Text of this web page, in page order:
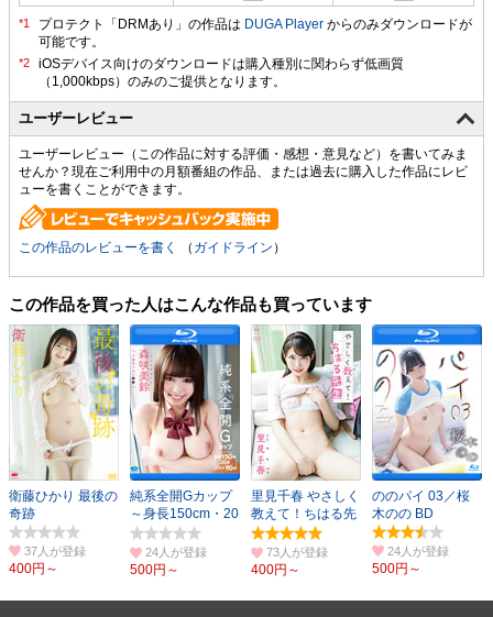
プロテクト「DRMあり」の作品は DUGA Player からのみダウンロードが
可能です。
ユーザーレビュー
ユーザーレビュー（この作品に対する評価・感想・意見など）を書いてみま
せんか？現在ご利用中の月額番組の作品、または過去に購入した作品にレビ
ューを書くことができます。
この作品のレビューを書く （ ガイドライン ）
この作品を買った人はこんな作品も買っています
衛藤ひかり 最後の
奇跡
37人
400円～
純系全開Gカップ
～身長150cm・20
才・バスト90cm
～ 24人
500円～
里見千春 やさしく
教えて！ちはる先
生
73人
400円～
ののパイ 03／桜
木のの BD
24人
500円～